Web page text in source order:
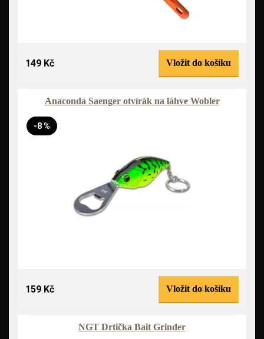
149 Kč Vložit do košíku
Anaconda Saenger otvírák na láhve Wobler
-8 %
159 Kč Vložit do košíku
NGT Drtička Bait Grinder